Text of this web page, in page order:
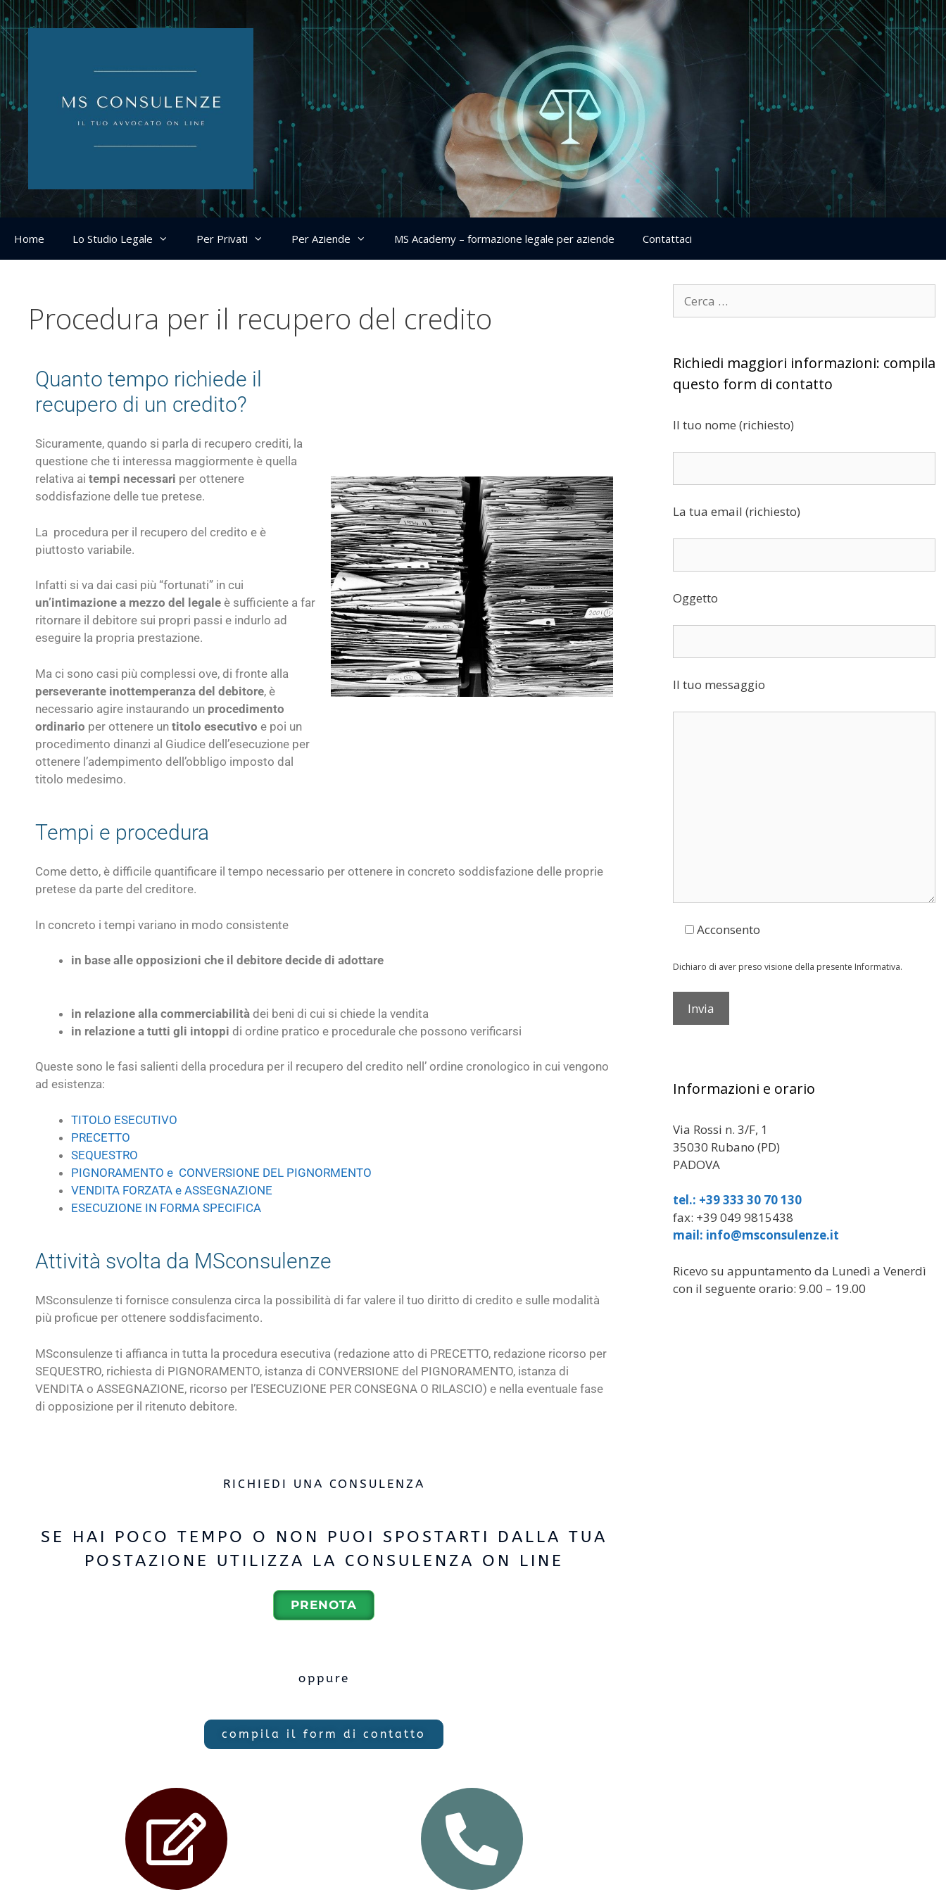
Home Lo Studio Legale Per Privati Per Aziende MS Academy – formazione legale per aziende Contattaci
Procedura per il recupero del credito
Quanto tempo richiede il
recupero di un credito?
Sicuramente, quando si parla di recupero crediti, la
questione che ti interessa maggiormente è quella
relativa ai tempi necessari per ottenere
soddisfazione delle tue pretese.
La procedura per il recupero del credito e è
piuttosto variabile.
Infatti si va dai casi più “fortunati” in cui
un’intimazione a mezzo del legale è sufficiente a far
ritornare il debitore sui propri passi e indurlo ad
eseguire la propria prestazione.
Ma ci sono casi più complessi ove, di fronte alla
perseverante inottemperanza del debitore, è
necessario agire instaurando un procedimento
ordinario per ottenere un titolo esecutivo e poi un
procedimento dinanzi al Giudice dell’esecuzione per
ottenere l’adempimento dell’obbligo imposto dal
titolo medesimo.
Tempi e procedura
Come detto, è difficile quantificare il tempo necessario per ottenere in concreto soddisfazione delle proprie
pretese da parte del creditore.
In concreto i tempi variano in modo consistente
in base alle opposizioni che il debitore decide di adottare
in relazione alla commerciabilità dei beni di cui si chiede la vendita
in relazione a tutti gli intoppi di ordine pratico e procedurale che possono verificarsi
Queste sono le fasi salienti della procedura per il recupero del credito nell’ ordine cronologico in cui vengono
ad esistenza:
TITOLO ESECUTIVO
PRECETTO
SEQUESTRO
PIGNORAMENTO e CONVERSIONE DEL PIGNORMENTO
VENDITA FORZATA e ASSEGNAZIONE
ESECUZIONE IN FORMA SPECIFICA
Attività svolta da MSconsulenze
MSconsulenze ti fornisce consulenza circa la possibilità di far valere il tuo diritto di credito e sulle modalità
più proficue per ottenere soddisfacimento.
MSconsulenze ti affianca in tutta la procedura esecutiva (redazione atto di PRECETTO, redazione ricorso per
SEQUESTRO, richiesta di PIGNORAMENTO, istanza di CONVERSIONE del PIGNORAMENTO, istanza di
VENDITA o ASSEGNAZIONE, ricorso per l’ESECUZIONE PER CONSEGNA O RILASCIO) e nella eventuale fase
di opposizione per il ritenuto debitore.
RICHIEDI UNA CONSULENZA
SE HAI POCO TEMPO O NON PUOI SPOSTARTI DALLA TUA
POSTAZIONE UTILIZZA LA CONSULENZA ON LINE
PRENOTA
oppure
compila il form di contatto
Richiedi maggiori informazioni: compila
questo form di contatto
Il tuo nome (richiesto)
La tua email (richiesto)
Oggetto
Il tuo messaggio
Acconsento
Dichiaro di aver preso visione della presente Informativa.
Informazioni e orario
Via Rossi n. 3/F, 1
35030 Rubano (PD)
PADOVA
tel.: +39 333 30 70 130
fax: +39 049 9815438
mail: info@msconsulenze.it
Ricevo su appuntamento da Lunedì a Venerdì
con il seguente orario: 9.00 – 19.00